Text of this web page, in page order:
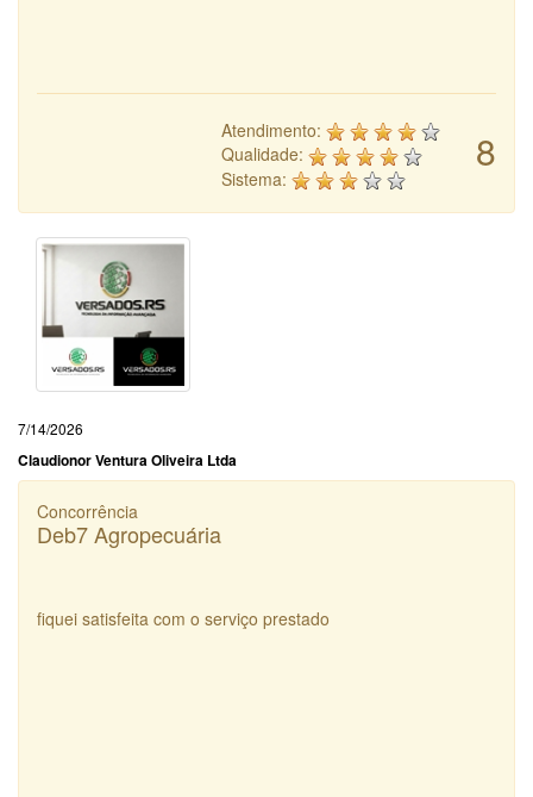
8
Atendimento:
Qualidade:
Sistema:
7/14/2026
Claudionor Ventura Oliveira Ltda
Concorrência
Deb7 Agropecuária
fiquei satisfeita com o serviço prestado